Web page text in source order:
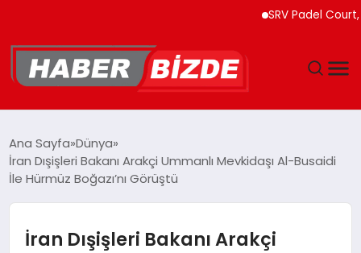
SRV Padel Court, 24
YAŞAM
Ana Sayfa Dünya
İran Dışişleri Bakanı Arakçi Ummanlı Mevkidaşı Al-Busaidi
İle Hürmüz Boğazı’nı Görüştü
İran Dışişleri Bakanı Arakçi